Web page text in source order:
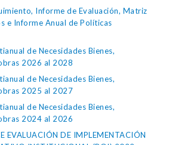
Informe de Evaluación, Matriz
e Informe Anual de Políticas
de Necesidades Bienes,
2026 al 2028
de Necesidades Bienes,
2025 al 2027
de Necesidades Bienes,
2024 al 2026
EVALUACIÓN DE IMPLEMENTACIÓN